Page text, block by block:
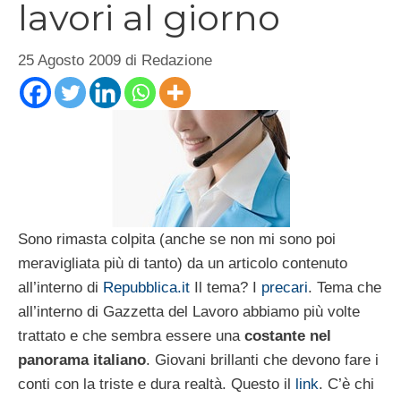
lavori al giorno
25 Agosto 2009 di Redazione
Sono rimasta colpita (anche se non mi sono poi
meravigliata più di tanto) da un articolo contenuto
all’interno di Repubblica.it Il tema? I precari. Tema che
all’interno di Gazzetta del Lavoro abbiamo più volte
trattato e che sembra essere una costante nel
panorama italiano. Giovani brillanti che devono fare i
conti con la triste e dura realtà. Questo il link. C’è chi